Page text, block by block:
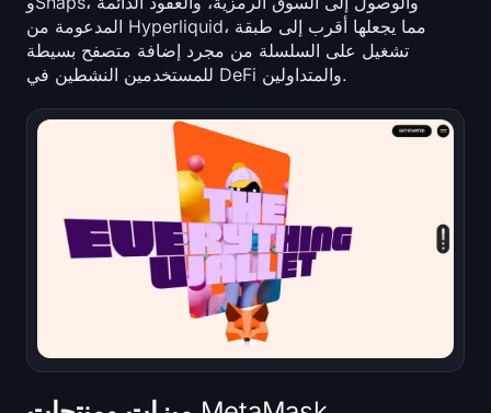
متتبع محفظة العملات المشفرة
التسجيل
المدعومة من Hyperliquid، مما يجعلها أقرب إلى طبقة
تشغيل على السلسلة من مجرد إضافة متصفح بسيطة
للمستخدمين النشطين في DeFi والمتداولين.